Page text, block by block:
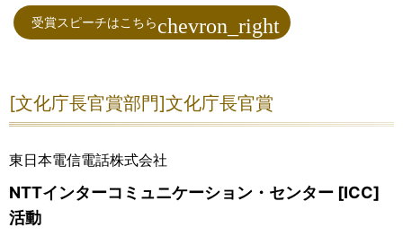
受賞スピーチはこちら
[文化庁長官賞部門]文化庁長官賞
東日本電信電話株式会社
NTTインターコミュニケーション・センター [ICC]
活動